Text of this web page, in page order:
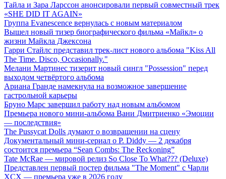
Тайла и Зара Ларссон анонсировали первый совместный трек
«SHE DID IT AGAIN»
Группа Evanescence вернулась с новым материалом
Вышел новый тизер биографического фильма «Майкл» о
жизни Майкла Джексона
Гарри Стайлс представил трек-лист нового альбома "Kiss All
The Time. Disco, Occasionally."
Мелани Мартинес тизерит новый сингл "Possession" перед
выходом четвёртого альбома
Ариана Гранде намекнула на возможное завершение
гастрольной карьеры
Бруно Марс завершил работу над новым альбомом
Премьера нового мини-альбома Вани Дмитриенко «Эмоции
— последствия»
The Pussycat Dolls думают о возвращении на сцену
Документальный мини-сериал о P. Diddy — 2 декабря
состоится премьера “Sean Combs: The Reckoning”
Tate McRae — мировой релиз So Close To What??? (Deluxe)
Представлен первый постер фильма "The Moment" с Чарли
XCX — премьера уже в 2026 году